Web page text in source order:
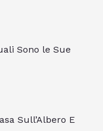
Sono le Sue
Sull’Albero E